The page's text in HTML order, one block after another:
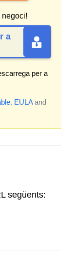
negoci!
a
per a
EULAand
següents: